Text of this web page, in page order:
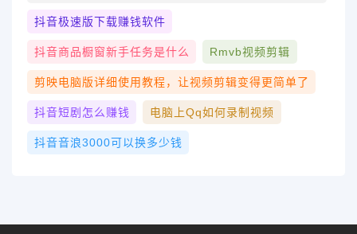
抖音极速版下载赚钱软件
抖音商品橱窗新手任务是什么 Rmvb视频剪辑
剪映电脑版详细使用教程，让视频剪辑变得更简单了
抖音短剧怎么赚钱 电脑上qq如何录制视频
抖音音浪3000可以换多少钱